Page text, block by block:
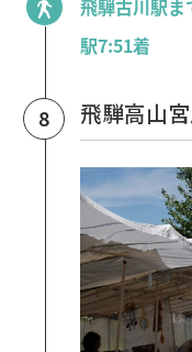
飛騨古川駅
駅7:51着
8 飛騨高山